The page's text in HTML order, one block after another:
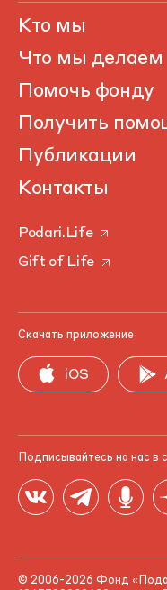
Кто мы
Что мы делаем
Помочь фонду
Получить
Публикации
Контакты
Podari.Life
Gift of Life
Скачать приложение
iOS
Подписывайтесь на нас в
© 2006-2026 Фонд